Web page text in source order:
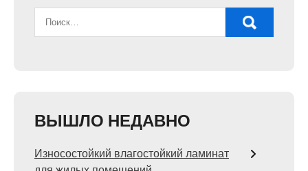
ВЫШЛО НЕДАВНО
Износостойкий влагостойкий ламинат